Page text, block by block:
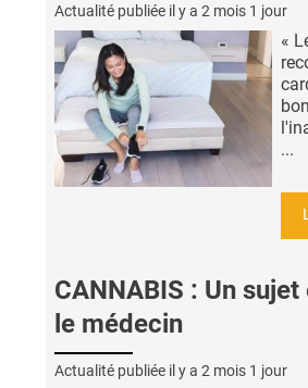
Actualité publiée il y a 2 mois 1 jour
«
...
CANNABIS : Un
le médecin
Actualité publiée il y a 2 mois 1 jour